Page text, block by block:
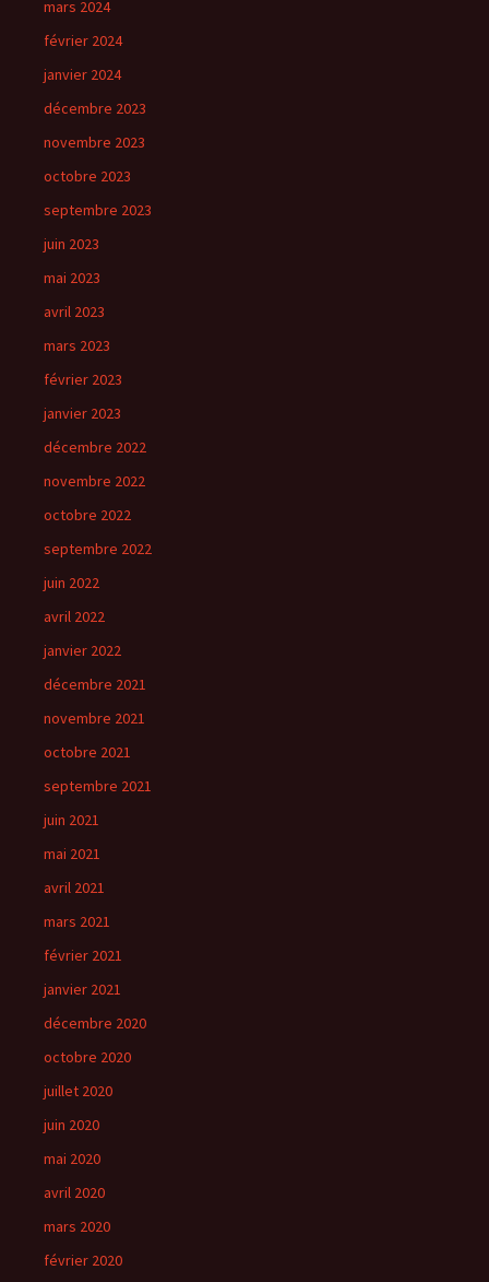
mars 2024
février 2024
janvier 2024
décembre 2023
novembre 2023
octobre 2023
septembre 2023
juin 2023
mai 2023
avril 2023
mars 2023
février 2023
janvier 2023
décembre 2022
novembre 2022
octobre 2022
septembre 2022
juin 2022
avril 2022
janvier 2022
décembre 2021
novembre 2021
octobre 2021
septembre 2021
juin 2021
mai 2021
avril 2021
mars 2021
février 2021
janvier 2021
décembre 2020
octobre 2020
juillet 2020
juin 2020
mai 2020
avril 2020
mars 2020
février 2020